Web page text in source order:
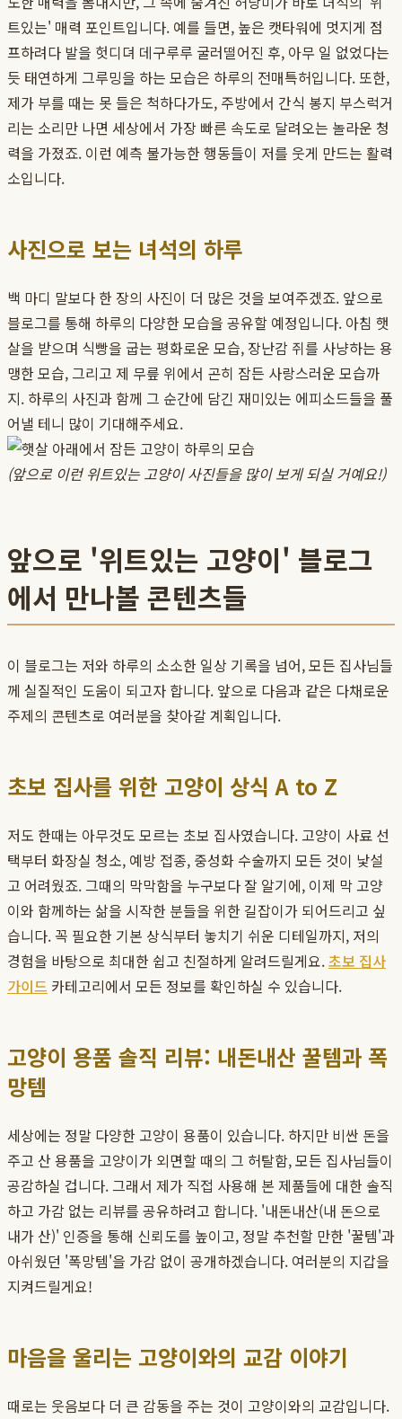
트있는' 매력 포인트입니다. 예를 들면, 높은 캣타워에 멋지게 점
프하려다 발을 헛디뎌 데구루루 굴러떨어진 후, 아무 일 없었다는
듯 태연하게 그루밍을 하는 모습은 하루의 전매특허입니다. 또한,
제가 부를 때는 못 들은 척하다가도, 주방에서 간식 봉지 부스럭거
리는 소리만 나면 세상에서 가장 빠른 속도로 달려오는 놀라운 청
력을 가졌죠. 이런 예측 불가능한 행동들이 저를 웃게 만드는 활력
소입니다.
사진으로 보는 녀석의 하루
백 마디 말보다 한 장의 사진이 더 많은 것을 보여주겠죠. 앞으로
블로그를 통해 하루의 다양한 모습을 공유할 예정입니다. 아침 햇
살을 받으며 식빵을 굽는 평화로운 모습, 장난감 쥐를 사냥하는 용
맹한 모습, 그리고 제 무릎 위에서 곤히 잠든 사랑스러운 모습까
지. 하루의 사진과 함께 그 순간에 담긴 재미있는 에피소드들을 풀
어낼 테니 많이 기대해주세요.
(앞으로 이런 위트있는 고양이 사진들을 많이 보게 되실 거예요!)
앞으로 '위트있는 고양이' 블로그
에서 만나볼 콘텐츠들
이 블로그는 저와 하루의 소소한 일상 기록을 넘어, 모든 집사님들
께 실질적인 도움이 되고자 합니다. 앞으로 다음과 같은 다채로운
주제의 콘텐츠로 여러분을 찾아갈 계획입니다.
초보 집사를 위한 고양이 상식 A to Z
저도 한때는 아무것도 모르는 초보 집사였습니다. 고양이 사료 선
택부터 화장실 청소, 예방 접종, 중성화 수술까지 모든 것이 낯설
고 어려웠죠. 그때의 막막함을 누구보다 잘 알기에, 이제 막 고양
이와 함께하는 삶을 시작한 분들을 위한 길잡이가 되어드리고 싶
습니다. 꼭 필요한 기본 상식부터 놓치기 쉬운 디테일까지, 저의
경험을 바탕으로 최대한 쉽고 친절하게 알려드릴게요.초보 집사
가이드 카테고리에서 모든 정보를 확인하실 수 있습니다.
고양이 용품 솔직 리뷰: 내돈내산 꿀템과 폭
망템
세상에는 정말 다양한 고양이 용품이 있습니다. 하지만 비싼 돈을
주고 산 용품을 고양이가 외면할 때의 그 허탈함, 모든 집사님들이
공감하실 겁니다. 그래서 제가 직접 사용해 본 제품들에 대한 솔직
하고 가감 없는 리뷰를 공유하려고 합니다. '내돈내산(내 돈으로
내가 산)' 인증을 통해 신뢰도를 높이고, 정말 추천할 만한 '꿀템'과
아쉬웠던 '폭망템'을 가감 없이 공개하겠습니다. 여러분의 지갑을
지켜드릴게요!
마음을 울리는 고양이와의 교감 이야기
때로는 웃음보다 더 큰 감동을 주는 것이 고양이와의 교감입니다.